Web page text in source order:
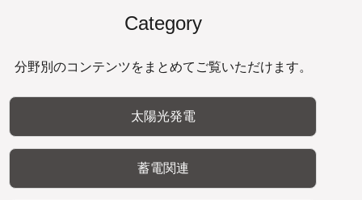
Category
分野別のコンテンツをまとめてご覧いただけます。
太陽光発電
蓄電関連